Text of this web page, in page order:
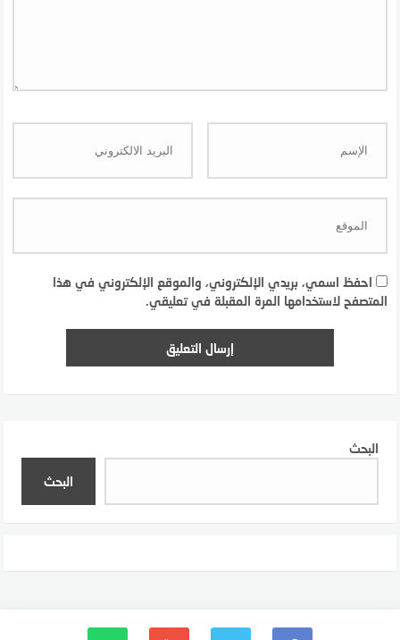
احفظ اسمي، بريدي الإلكتروني، والموقع الإلكتروني في هذا
المتصفح لاستخدامها المرة المقبلة في تعليقي.
البحث
البحث